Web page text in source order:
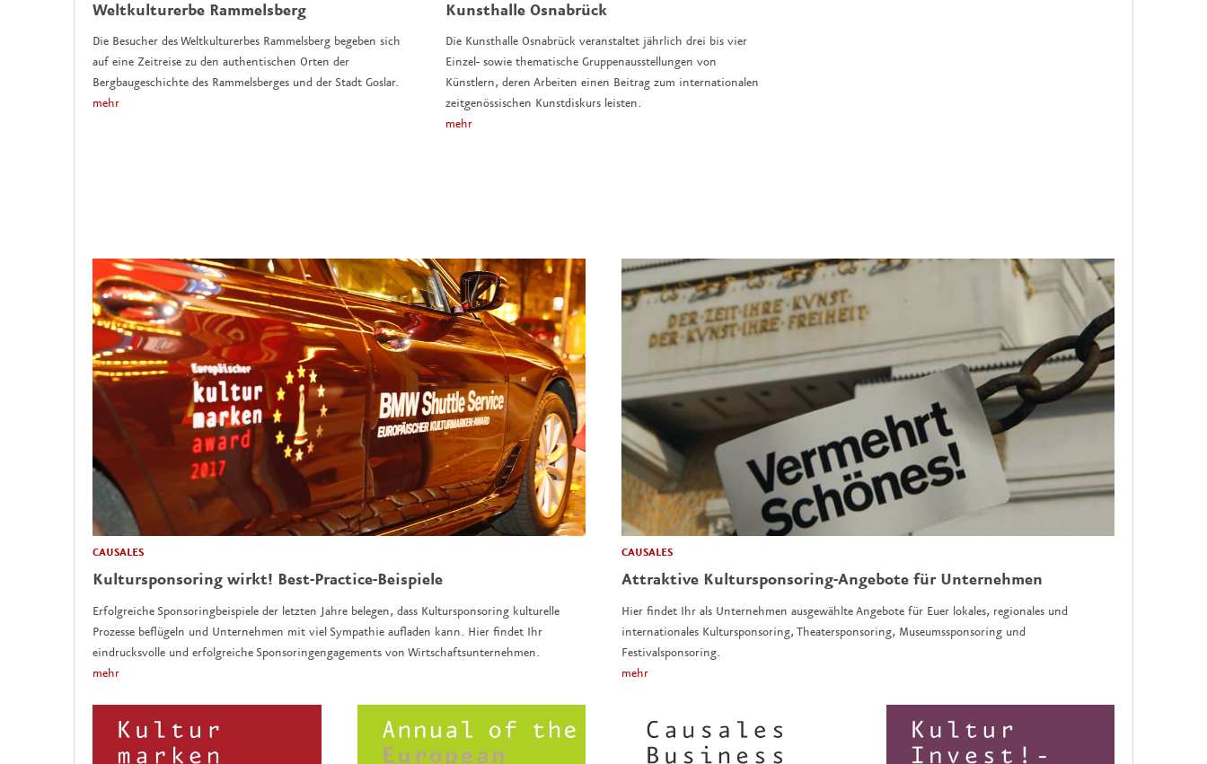
Weltkulturerbe Rammelsberg
Die Besucher des Weltkulturerbes Rammelsberg begeben sich
auf eine Zeitreise zu den authentischen Orten der
Bergbaugeschichte des Rammelsberges und der Stadt Goslar.
mehr
Kunsthalle Osnabrück
Die Kunsthalle Osnabrück veranstaltet jährlich drei bis vier
Einzel- sowie thematische Gruppenausstellungen von
Künstlern, deren Arbeiten einen Beitrag zum internationalen
zeitgenössischen Kunstdiskurs leisten.
mehr
CAUSALES
Kultursponsoring wirkt! Best-Practice-Beispiele
Erfolgreiche Sponsoringbeispiele der letzten Jahre belegen, dass Kultursponsoring kulturelle
Prozesse beflügeln und Unternehmen mit viel Sympathie aufladen kann. Hier findet Ihr
eindrucksvolle und erfolgreiche Sponsoringengagements von Wirtschaftsunternehmen.
mehr
CAUSALES
Attraktive Kultursponsoring-Angebote für Unternehmen
Hier findet Ihr als Unternehmen ausgewählte Angebote für Euer lokales, regionales und
internationales Kultursponsoring, Theatersponsoring, Museumssponsoring und
Festivalsponsoring.
mehr